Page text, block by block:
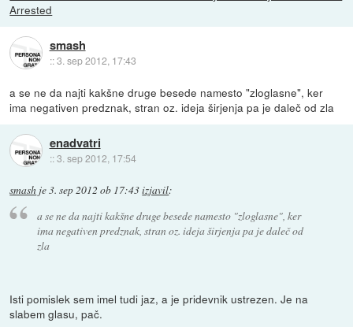
Arrested
smash
::3. sep 2012, 17:43
a se ne da najti kakšne druge besede namesto "zloglasne", ker
ima negativen predznak, stran oz. ideja širjenja pa je daleč od zla
enadvatri
::3. sep 2012, 17:54
smash je3. sep 2012 ob 17:43izjavil:
a se ne da najti kakšne druge besede namesto "zloglasne", ker
ima negativen predznak, stran oz. ideja širjenja pa je daleč od
zla
Isti pomislek sem imel tudi jaz, a je pridevnik ustrezen. Je na
slabem glasu, pač.